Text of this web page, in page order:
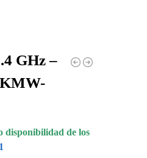
GHz –
disponibilidad de los